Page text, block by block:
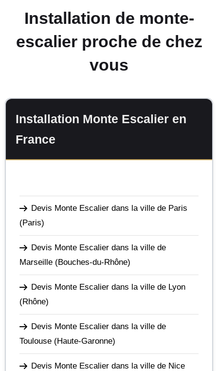
Installation de monte-
escalier proche de chez
vous
Installation Monte Escalier en
France
Devis Monte Escalier dans la ville de Paris
(Paris)
Devis Monte Escalier dans la ville de
Marseille (Bouches-du-Rhône)
Devis Monte Escalier dans la ville de Lyon
(Rhône)
Devis Monte Escalier dans la ville de
Toulouse (Haute-Garonne)
Devis Monte Escalier dans la ville de Nice